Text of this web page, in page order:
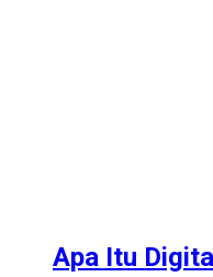
Apa Itu